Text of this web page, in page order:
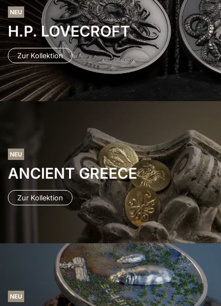
NEU
H.P. LOVECROFT
Zur Kollektion
NEU
ANCIENT GREECE
Zur Kollektion
NEU